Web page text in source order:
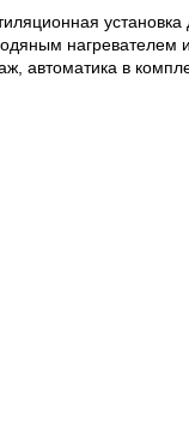
установка
нагревателем
автоматика в